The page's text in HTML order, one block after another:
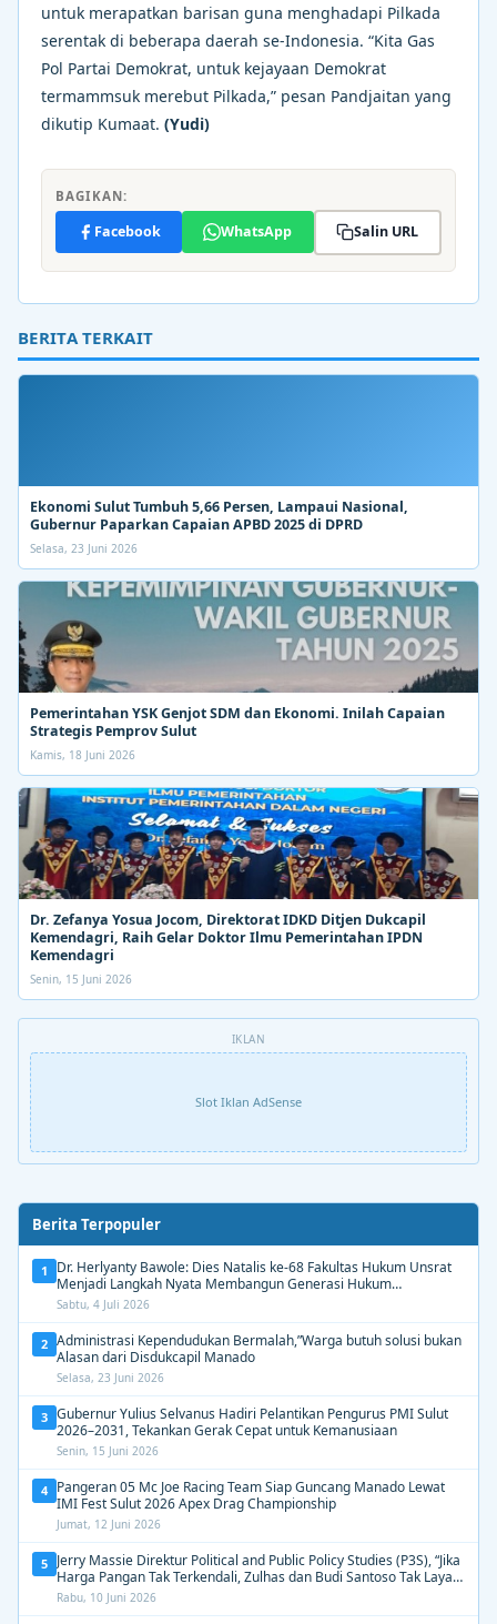
untuk merapatkan barisan guna menghadapi Pilkada
serentak di beberapa daerah se-Indonesia. “Kita Gas
Pol Partai Demokrat, untuk kejayaan Demokrat
termammsuk merebut Pilkada,” pesan Pandjaitan yang
dikutip Kumaat. (Yudi)
BAGIKAN:
Facebook WhatsApp Salin URL
BERITA TERKAIT
Ekonomi Sulut Tumbuh 5,66 Persen, Lampaui Nasional,
Gubernur Paparkan Capaian APBD 2025 di DPRD
Selasa, 23 Juni 2026
Pemerintahan YSK Genjot SDM dan Ekonomi. Inilah Capaian
Strategis Pemprov Sulut
Kamis, 18 Juni 2026
Dr. Zefanya Yosua Jocom, Direktorat IDKD Ditjen Dukcapil
Kemendagri, Raih Gelar Doktor Ilmu Pemerintahan IPDN
Kemendagri
Senin, 15 Juni 2026
IKLAN
Slot Iklan AdSense
Berita Terpopuler
1
Dr. Herlyanty Bawole: Dies Natalis ke-68 Fakultas Hukum Unsrat
Menjadi Langkah Nyata Membangun Generasi Hukum
Berdampak
Sabtu, 4 Juli 2026
2 Administrasi Kependudukan Bermalah,”Warga butuh solusi bukan
Alasan dari Disdukcapil Manado
Selasa, 23 Juni 2026
3 Gubernur Yulius Selvanus Hadiri Pelantikan Pengurus PMI Sulut
2026–2031, Tekankan Gerak Cepat untuk Kemanusiaan
Senin, 15 Juni 2026
4 Pangeran 05 Mc Joe Racing Team Siap Guncang Manado Lewat
IMI Fest Sulut 2026 Apex Drag Championship
Jumat, 12 Juni 2026
5 Jerry Massie Direktur Political and Public Policy Studies (P3S), “Jika
Harga Pangan Tak Terkendali, Zulhas dan Budi Santoso Tak Layak
Dipertahankan”
Rabu, 10 Juni 2026